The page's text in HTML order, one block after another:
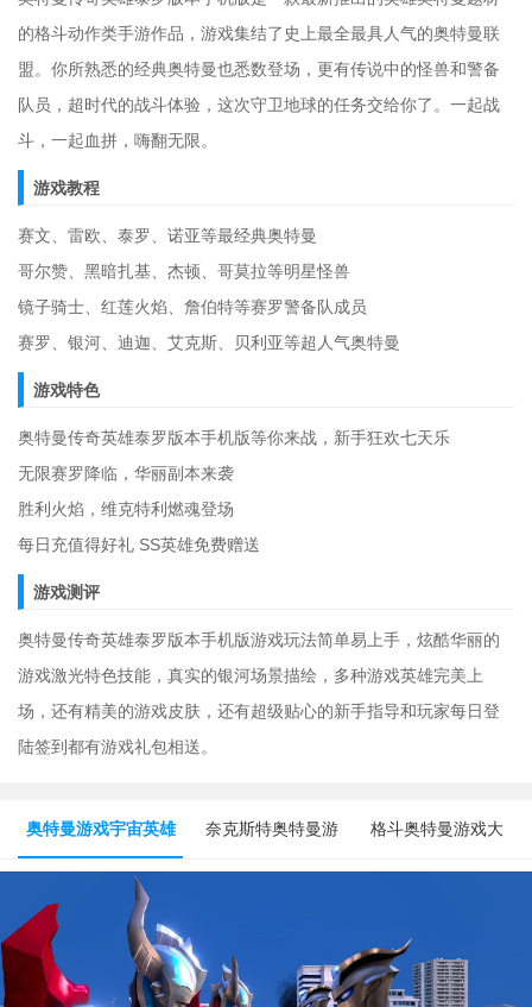
的格斗动作类手游作品，游戏集结了史上最全最具人气的奥特曼联
盟。你所熟悉的经典奥特曼也悉数登场，更有传说中的怪兽和警备
队员，超时代的战斗体验，这次守卫地球的任务交给你了。一起战
斗，一起血拼，嗨翻无限。
游戏教程
赛文、雷欧、泰罗、诺亚等最经典奥特曼
哥尔赞、黑暗扎基、杰顿、哥莫拉等明星怪兽
镜子骑士、红莲火焰、詹伯特等赛罗警备队成员
赛罗、银河、迪迦、艾克斯、贝利亚等超人气奥特曼
游戏特色
奥特曼传奇英雄泰罗版本手机版等你来战，新手狂欢七天乐
无限赛罗降临，华丽副本来袭
胜利火焰，维克特利燃魂登场
每日充值得好礼 SS英雄免费赠送
游戏测评
奥特曼传奇英雄泰罗版本手机版游戏玩法简单易上手，炫酷华丽的
游戏激光特色技能，真实的银河场景描绘，多种游戏英雄完美上
场，还有精美的游戏皮肤，还有超级贴心的新手指导和玩家每日登
陆签到都有游戏礼包相送。
奥特曼游戏宇宙英雄 奈克斯特奥特曼游 格斗奥特曼游戏大